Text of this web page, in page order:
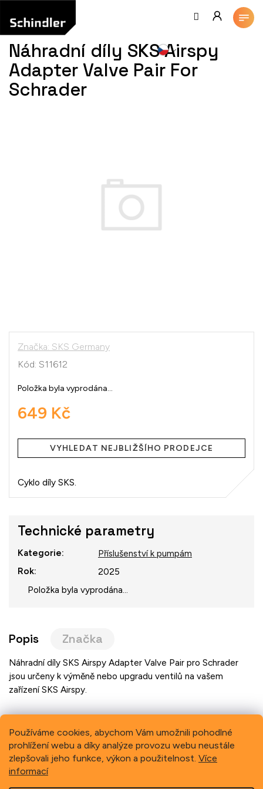
Používáme cookies, abychom Vám umožnili pohodlné
prohlížení webu a díky analýze provozu webu neustále
zlepšovali jeho funkce, výkon a použitelnost. Více
informací
obsah
Náhradní díly SKS Airspy
Adapter Valve Pair For
Schrader
Značka: SKS Germany
Kód: S11612
649 Kč
cena:
VYHLEDAT NEJBLIŽŠÍHO PRODEJCE
Položka byla vyprodána…
Cyklo díly SKS.
Technické parametry
Kategorie:
Příslušenství k pumpám
Rok:
2025
Položka byla vyprodána…
Popis Značka
Náhradní díly SKS Airspy Adapter Valve Pair pro Schrader
jsou určeny k výměně nebo upgradu ventilů na vašem
zařízení SKS Airspy.
Previous